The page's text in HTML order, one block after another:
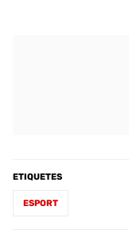
ETIQUETES
ESPORT